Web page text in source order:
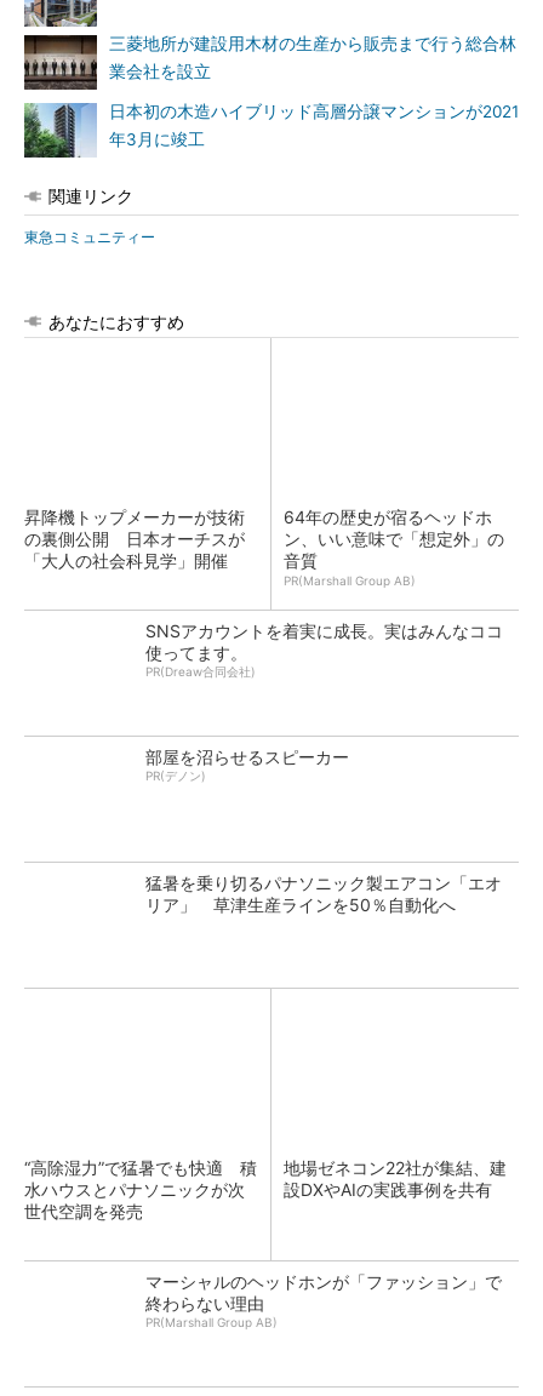
三菱地所が建設用木材の生産から販売まで行う総合林
業会社を設立
日本初の木造ハイブリッド高層分譲マンションが2021
年3月に竣工
関連リンク
東急コミュニティー
あなたにおすすめ
昇降機トップメーカーが技術
の裏側公開 日本オーチスが
「大人の社会科見学」開催
64年の歴史が宿るヘッドホ
ン、いい意味で「想定外」の
音質
PR(Marshall Group AB)
SNSアカウントを着実に成長。実はみんなココ
使ってます。
PR(Dreaw合同会社)
部屋を沼らせるスピーカー
PR(デノン)
猛暑を乗り切るパナソニック製エアコン「エオ
リア」 草津生産ラインを50％自動化へ
“高除湿力”で猛暑でも快適 積
水ハウスとパナソニックが次
世代空調を発売
地場ゼネコン22社が集結、建
設DXやAIの実践事例を共有
マーシャルのヘッドホンが「ファッション」で
終わらない理由
PR(Marshall Group AB)